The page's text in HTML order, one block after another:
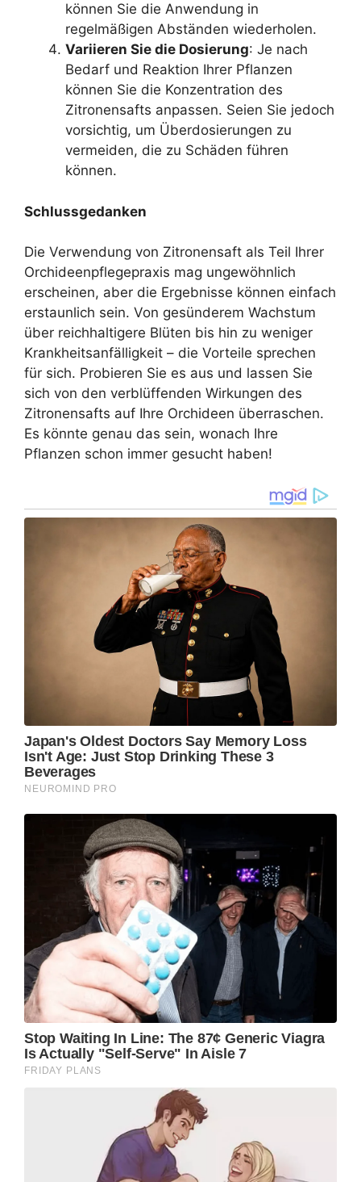
können Sie die Anwendung in
regelmäßigen Abständen wiederholen.
Variieren Sie die Dosierung: Je nach
Bedarf und Reaktion Ihrer Pflanzen
können Sie die Konzentration des
Zitronensafts anpassen. Seien Sie jedoch
vorsichtig, um Überdosierungen zu
vermeiden, die zu Schäden führen
können.
Schlussgedanken
Die Verwendung von Zitronensaft als Teil Ihrer
Orchideenpflegepraxis mag ungewöhnlich
erscheinen, aber die Ergebnisse können einfach
erstaunlich sein. Von gesünderem Wachstum
über reichhaltigere Blüten bis hin zu weniger
Krankheitsanfälligkeit – die Vorteile sprechen
für sich. Probieren Sie es aus und lassen Sie
sich von den verblüffenden Wirkungen des
Zitronensafts auf Ihre Orchideen überraschen.
Es könnte genau das sein, wonach Ihre
Pflanzen schon immer gesucht haben!